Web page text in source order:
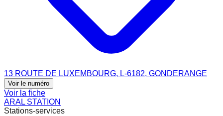
13 ROUTE DE LUXEMBOURG, L-6182, GONDERANGE
Voir le numéro
Voir la fiche
ARAL STATION
Stations-services